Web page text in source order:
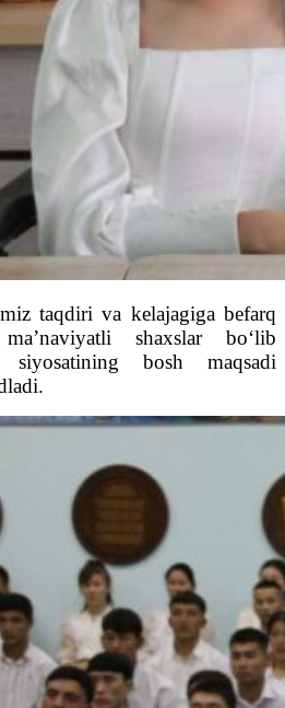
taqdiri va kelajagiga befarq
shaxslar bo‘lib
siyosatining bosh maqsadi